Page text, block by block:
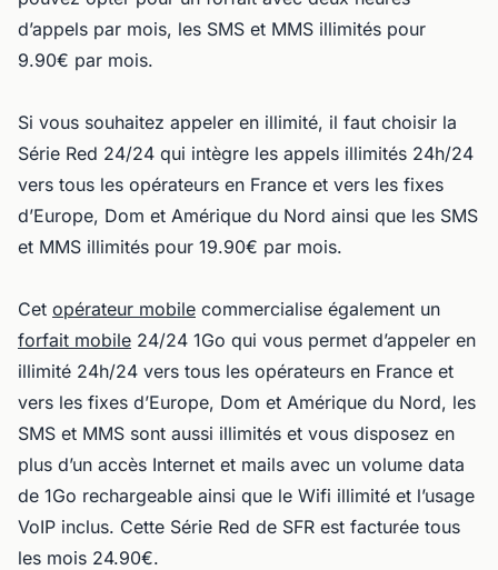
d’appels par mois, les SMS et MMS illimités pour
9.90€ par mois.
Si vous souhaitez appeler en illimité, il faut choisir la
Série Red 24/24 qui intègre les appels illimités 24h/24
vers tous les opérateurs en France et vers les fixes
d’Europe, Dom et Amérique du Nord ainsi que les SMS
et MMS illimités pour 19.90€ par mois.
Cet opérateur mobile commercialise également un
forfait mobile 24/24 1Go qui vous permet d’appeler en
illimité 24h/24 vers tous les opérateurs en France et
vers les fixes d’Europe, Dom et Amérique du Nord, les
SMS et MMS sont aussi illimités et vous disposez en
plus d’un accès Internet et mails avec un volume data
de 1Go rechargeable ainsi que le Wifi illimité et l’usage
VoIP inclus. Cette Série Red de SFR est facturée tous
les mois 24.90€.